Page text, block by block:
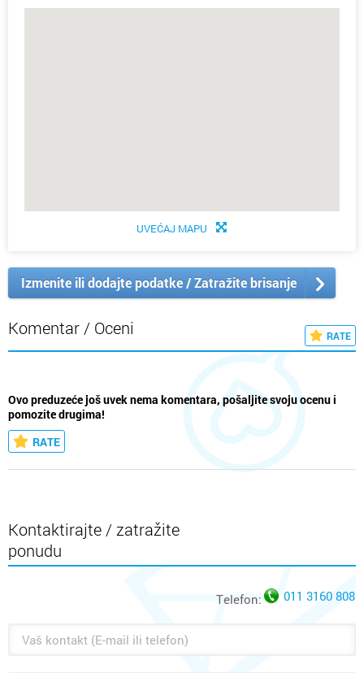
UVEĆAJ MAPU
Izmenite ili dodajte podatke / Zatražite brisanje
Komentar / Oceni RATE
Ovo preduzeće još uvek nema komentara, pošaljite svoju ocenu i
pomozite drugima!
RATE
Kontaktirajte / zatražite
ponudu
Telefon: 011 3160 808